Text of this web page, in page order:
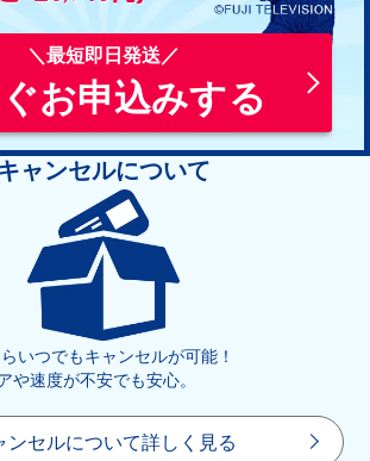
お申込みする
キャンセルについて
いつでもキャンセルが可能！
や速度が不安でも安心。
ンセルについて詳しく見る